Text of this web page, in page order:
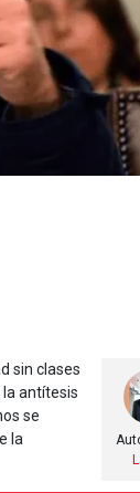
sin clases
la antítesis
se
la